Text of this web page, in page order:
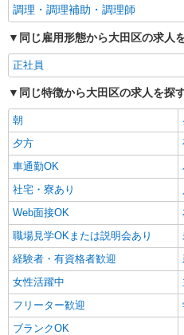
調理・調理補助・調理師
同じ雇用形態から大田区の求人
正社員
同じ特徴から大田区の求人を探
朝
夕方
車通勤OK
社宅・寮あり
Web面接OK
職場見学OKまたは説明会あり
経験者・有資格者歓迎
女性活躍中
フリーター歓迎
ブランクOK